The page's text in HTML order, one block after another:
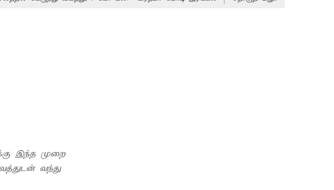
இந்த முறை
வந்து